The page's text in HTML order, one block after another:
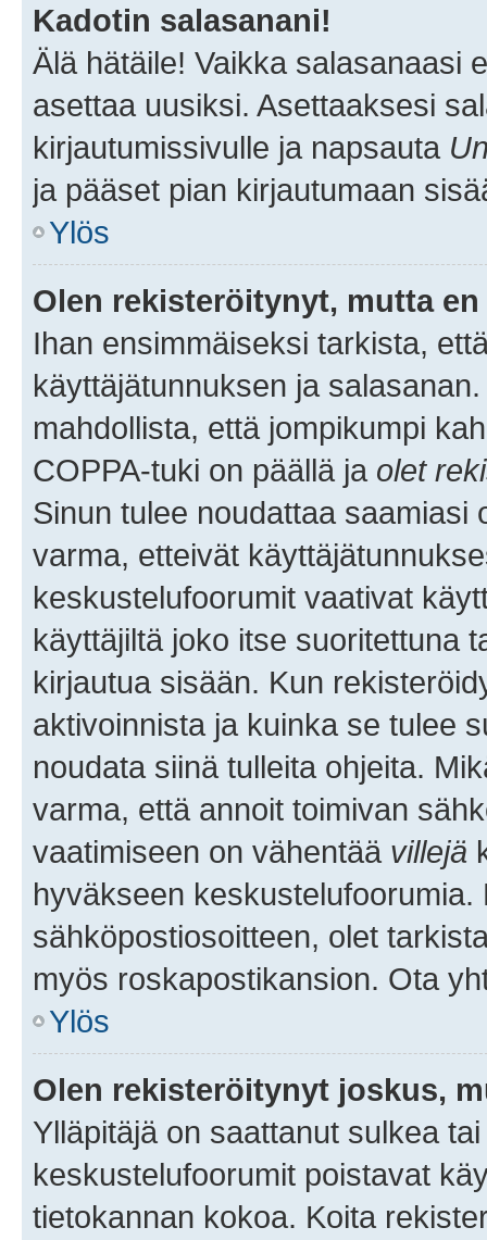
Kadotin salasanani!
Älä hätäile! Vaikka salasanaasi
asettaa uusiksi. Asettaaksesi
kirjautumissivulle ja napsauta
ja pääset pian kirjautumaan
Ylös
Olen rekisteröitynyt, mutta
Ihan ensimmäiseksi tarkista,
käyttäjätunnuksen ja
mahdollista, että jompikumpi
COPPA-tuki on päällä ja olet
Sinun tulee noudattaa saamiasi
varma, etteivät
keskustelufoorumit vaativat
käyttäjiltä joko itse suoritettuna
kirjautua sisään. Kun
aktivoinnista ja kuinka se tulee
noudata siinä tulleita ohjeita.
varma, että annoit toimivan
vaatimiseen on vähentää villejä
hyväkseen
sähköpostiosoitteen, olet
myös roskapostikansion. Ota
Ylös
Olen rekisteröitynyt joskus,
Ylläpitäjä on saattanut sulkea
keskustelufoorumit poistavat
tietokannan kokoa. Koita